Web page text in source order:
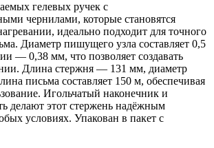
гелевых ручек с
чернилами, которые становятся
идеально подходит для точного
Диаметр пишущего узла составляет 0,5
— 0,38 мм, что позволяет создавать
Длина стержня — 131 мм, диаметр
письма составляет 150 м, обеспечивая
Игольчатый наконечник и
делают этот стержень надёжным
условиях. Упакован в пакет с